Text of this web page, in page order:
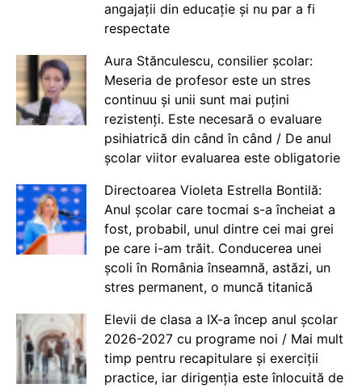
angajații din educație și nu par a fi
respectate
Aura Stănculescu, consilier școlar:
Meseria de profesor este un stres
continuu și unii sunt mai puțini
rezistenți. Este necesară o evaluare
psihiatrică din când în când / De anul
școlar viitor evaluarea este obligatorie
Directoarea Violeta Estrella Bontilă:
Anul școlar care tocmai s-a încheiat a
fost, probabil, unul dintre cei mai grei
pe care i-am trăit. Conducerea unei
școli în România înseamnă, astăzi, un
stres permanent, o muncă titanică
Elevii de clasa a IX-a încep anul școlar
2026-2027 cu programe noi / Mai mult
timp pentru recapitulare și exerciții
practice, iar dirigenția este înlocuită de